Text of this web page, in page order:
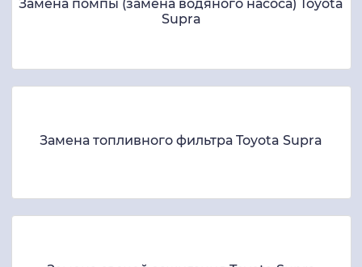
Замена помпы (замена водяного насоса) Toyota
Supra
Замена топливного фильтра Toyota Supra